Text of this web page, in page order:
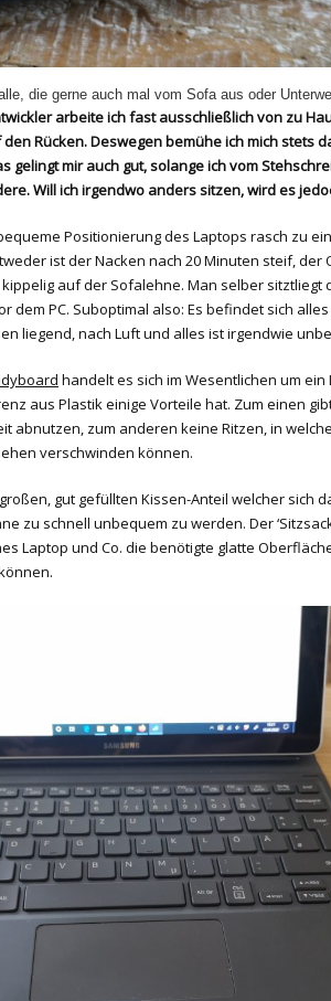
die gerne auch mal vom Sofa aus oder
arbeite ich fast ausschließlich von zu
den Rücken. Deswegen bemühe ich mich stets
gelingt mir auch gut, solange ich vom
Will ich irgendwo anders sitzen, wird es
Positionierung des Laptops rasch zu
ist der Nacken nach 20 Minuten steif,
auf der Sofalehne. Man selber sitztliegt
dem PC. Suboptimal also: Es befindet sich
liegend, nach Luft und alles ist irgendwie
handelt es sich im Wesentlichen um
aus Plastik einige Vorteile hat. Zum einen
abnutzen, zum anderen keine Ritzen, in
verschwinden können.
gut gefüllten Kissen-Anteil welcher sich
zu schnell unbequem zu werden. Der
Laptop und Co. die benötigte glatte